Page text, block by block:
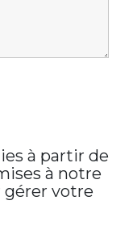
à partir de
à notre
votre